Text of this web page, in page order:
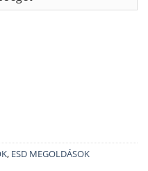
vinyl
, ESD MEGOLDÁSOK